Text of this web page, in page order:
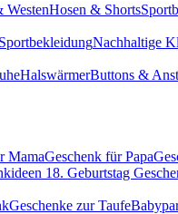
WestenHosen & Shorts
SportbekleidungNachhaltige
HalswärmerButtons &
MamaGeschenk für Papa
18. Geburtstag
Geschenke zur Taufe